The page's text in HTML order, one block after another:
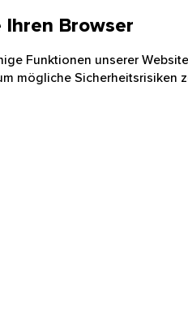
Browser
Funktionen unserer
mögliche Sicherheitsrisiken